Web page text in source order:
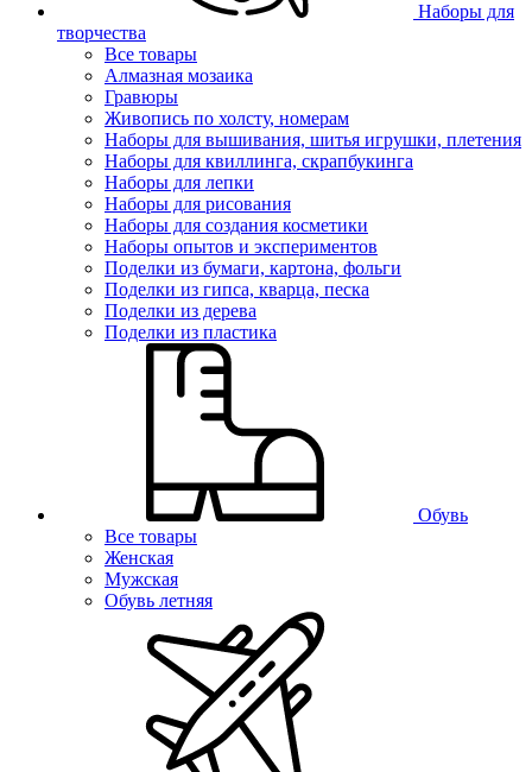
Наборы для
творчества
Все товары
Алмазная мозаика
Гравюры
Живопись по холсту, номерам
Наборы для вышивания, шитья игрушки, плетения
Наборы для квиллинга, скрапбукинга
Наборы для лепки
Наборы для рисования
Наборы для создания косметики
Наборы опытов и экспериментов
Поделки из бумаги, картона, фольги
Поделки из гипса, кварца, песка
Поделки из дерева
Поделки из пластика
Обувь
Все товары
Женская
Мужская
Обувь летняя